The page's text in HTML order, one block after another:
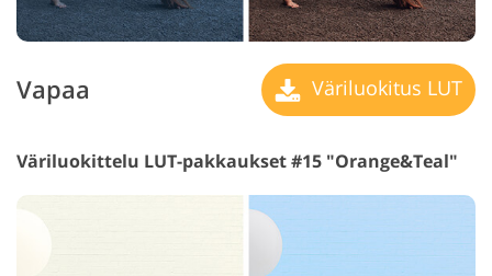
Vapaa Väriluokitus LUT
Väriluokittelu LUT-pakkaukset #15 "Orange&Teal"